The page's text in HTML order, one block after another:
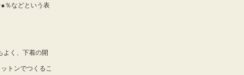
％などという表
よく、下着の開
トンでつくるこ